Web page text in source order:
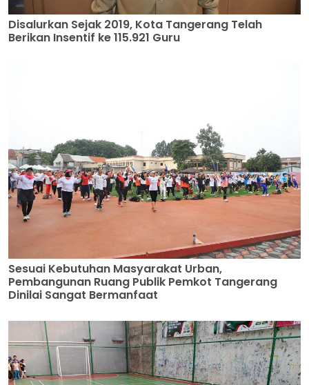
Disalurkan Sejak 2019, Kota Tangerang Telah
Berikan Insentif ke 115.921 Guru
Sesuai Kebutuhan Masyarakat Urban,
Pembangunan Ruang Publik Pemkot Tangerang
Dinilai Sangat Bermanfaat